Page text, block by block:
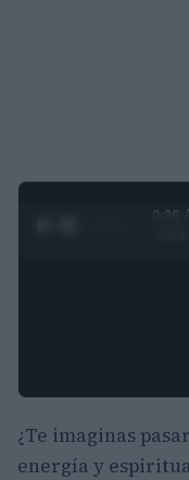
0:27 /
¿Te imaginas
energía y